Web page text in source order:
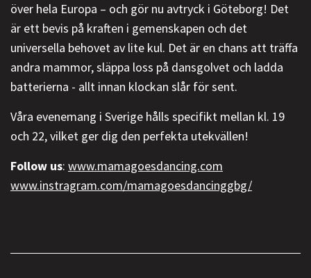
över hela Europa – och gör nu avtryck i Göteborg! Det
är ett bevis på kraften i gemenskapen och det
universella behovet av lite kul. Det är en chans att träffa
andra mammor, släppa loss på dansgolvet och ladda
batterierna - allt innan klockan slår för sent.
Våra evenemang i Sverige hålls specifikt mellan kl. 19
och 22, vilket ger dig den perfekta utekvällen!
Follow us: www.mamagoesdancing.com
www.instragram.com/mamagoesdancinggbg/